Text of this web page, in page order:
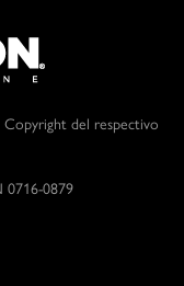
Copyright del respectivo
0716-0879